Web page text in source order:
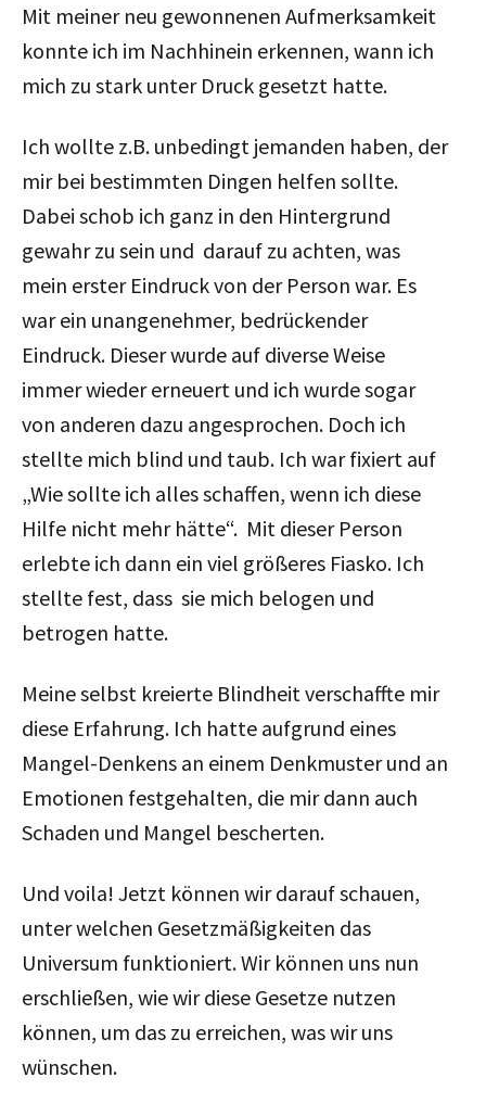
Mit meiner neu gewonnenen Aufmerksamkeit
konnte ich im Nachhinein erkennen, wann ich
mich zu stark unter Druck gesetzt hatte.
Ich wollte z.B. unbedingt jemanden haben, der
mir bei bestimmten Dingen helfen sollte.
Dabei schob ich ganz in den Hintergrund
gewahr zu sein und darauf zu achten, was
mein erster Eindruck von der Person war. Es
war ein unangenehmer, bedrückender
Eindruck. Dieser wurde auf diverse Weise
immer wieder erneuert und ich wurde sogar
von anderen dazu angesprochen. Doch ich
stellte mich blind und taub. Ich war fixiert auf
„Wie sollte ich alles schaffen, wenn ich diese
Hilfe nicht mehr hätte“. Mit dieser Person
erlebte ich dann ein viel größeres Fiasko. Ich
stellte fest, dass sie mich belogen und
betrogen hatte.
Meine selbst kreierte Blindheit verschaffte mir
diese Erfahrung. Ich hatte aufgrund eines
Mangel-Denkens an einem Denkmuster und an
Emotionen festgehalten, die mir dann auch
Schaden und Mangel bescherten.
Und voila! Jetzt können wir darauf schauen,
unter welchen Gesetzmäßigkeiten das
Universum funktioniert. Wir können uns nun
erschließen, wie wir diese Gesetze nutzen
können, um das zu erreichen, was wir uns
wünschen.